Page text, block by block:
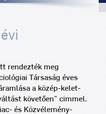
rendezték meg
Társaság éves
a közép-kelet-
követően” cimmel.
és Közvélemény-